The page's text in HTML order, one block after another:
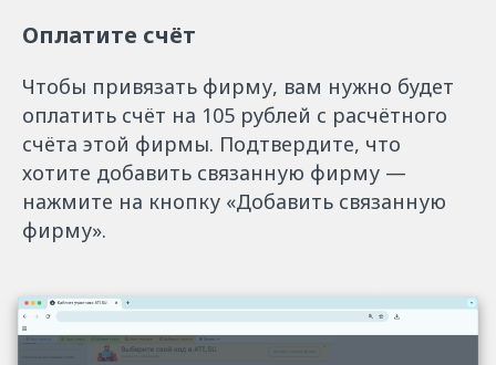
Оплатите счёт
Чтобы привязать фирму, вам нужно будет
оплатить счёт на 105 рублей с расчётного
счёта этой фирмы. Подтвердите, что
хотите добавить связанную фирму —
нажмите на кнопку «Добавить связанную
фирму».